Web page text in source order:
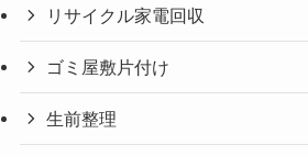
リサイクル家電回収
ゴミ屋敷片付け
生前整理